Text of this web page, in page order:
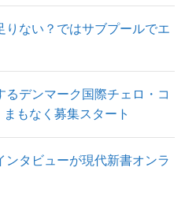
りない？ではサブプールでエ
デンマーク国際チェロ・コ
もなく募集スタート
タビューが現代新書オンラ